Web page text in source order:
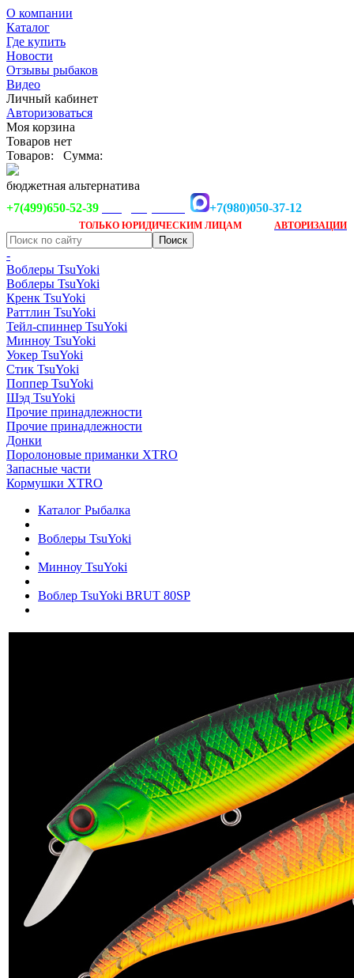
О компании
Каталог
Где купить
Новости
Отзывы рыбаков
Видео
Личный кабинет
Авторизоваться
Моя корзина
Товаров нет
Товаров:
Сумма:
бюджетная альтернатива
+7(499)650-52-39
+7(980)050-37-12
ТОЛЬКО ЮРИДИЧЕСКИМ ЛИЦАМ АВТОРИЗАЦИИ
-
Воблеры TsuYoki
Воблеры TsuYoki
Кренк TsuYoki
Раттлин TsuYoki
Тейл-спиннер TsuYoki
Минноу TsuYoki
Уокер TsuYoki
Стик TsuYoki
Поппер TsuYoki
Шэд TsuYoki
Прочие принадлежности
Прочие принадлежности
Донки
Поролоновые приманки XTRO
Запасные части
Кормушки XTRO
Каталог Рыбалка
Воблеры TsuYoki
Минноу TsuYoki
Воблер TsuYoki BRUT 80SP